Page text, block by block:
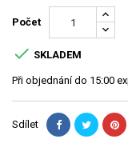
Počet
 SKLADEM
Při objednání do 15:00
Sdílet